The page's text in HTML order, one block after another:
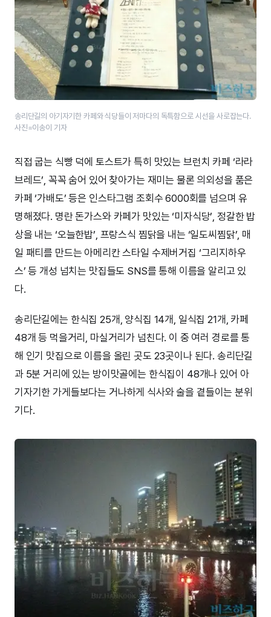
송리단길의 아기자기한 카페와 식당들이 저마다의 독특함으로 시선을 사로잡는다.
사진=이송이 기자
직접 굽는 식빵 덕에 토스트가 특히 맛있는 브런치 카페 ‘라라
브레드’, 꼭꼭 숨어 있어 찾아가는 재미는 물론 의외성을 품은
카페 ‘가배도’ 등은 인스타그램 조회수 6000회를 넘으며 유
명해졌다. 명란 돈가스와 카페가 맛있는 ‘미자식당’, 정갈한 밥
상을 내는 ‘오늘한밥’, 프랑스식 찜닭을 내는 ‘일도씨찜닭’, 매
일 패티를 만드는 아메리칸 스타일 수제버거집 ‘그리지하우
스’ 등 개성 넘치는 맛집들도 SNS를 통해 이름을 알리고 있
다.
송리단길에는 한식집 25개, 양식집 14개, 일식집 21개, 카페
48개 등 먹을거리, 마실거리가 넘친다. 이 중 여러 경로를 통
해 인기 맛집으로 이름을 올린 곳도 23곳이나 된다. 송리단길
과 5분 거리에 있는 방이맛골에는 한식집이 48개나 있어 아
기자기한 가게들보다는 거나하게 식사와 술을 곁들이는 분위
기다.